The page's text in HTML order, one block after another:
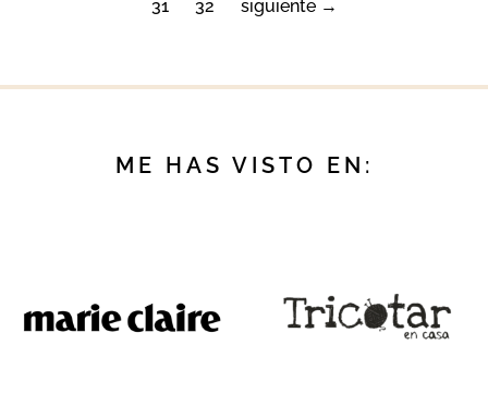
31 32 siguiente →
ME HAS VISTO EN: